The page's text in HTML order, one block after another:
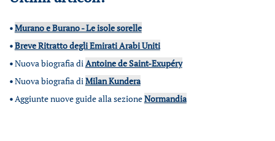
•Murano e Burano - Le isole sorelle
•Breve Ritratto degli Emirati Arabi Uniti
•Nuova biografia diAntoine de Saint-Exupéry
•Nuova biografia diMilan Kundera
•Aggiunte nuove guide alla sezioneNormandia